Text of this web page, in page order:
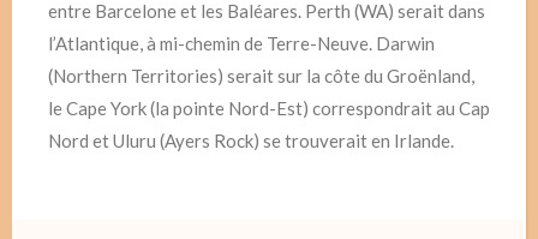
entre Barcelone et les Baléares. Perth (WA) serait dans
l’Atlantique, à mi-chemin de Terre-Neuve. Darwin
(Northern Territories) serait sur la côte du Groënland,
le Cape York (la pointe Nord-Est) correspondrait au Cap
Nord et Uluru (Ayers Rock) se trouverait en Irlande.